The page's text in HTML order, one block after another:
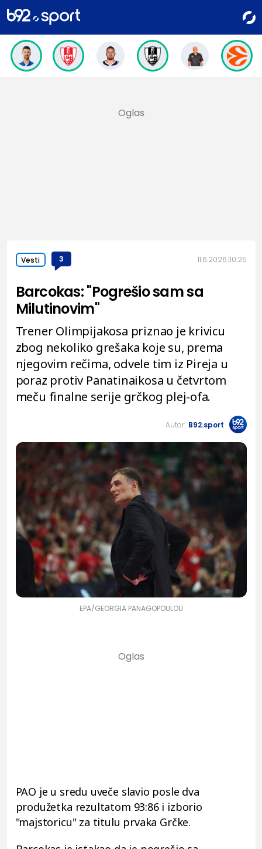
Vesti 3 11.6.2026. 10:25
Barcokas: "Pogrešio sam sa
Milutinovim"
Trener Olimpijakosa priznao je krivicu
zbog nekoliko grešaka koje su, prema
njegovim rečima, odvele tim iz Pireja u
poraz protiv Panatinaikosa u četvrtom
meču finalne serije grčkog plej-ofa.
Autor: B92.sport
EPA/GEORGIA PANAGOPOULOU
PAO je u sredu uveče slavio posle dva
produžetka rezultatom 93:86 i izborio
"majstoricu" za titulu prvaka Grčke.